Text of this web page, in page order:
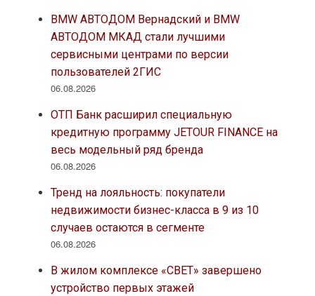
BMW АВТОДОМ Вернадский и BMW
АВТОДОМ МКАД стали лучшими
сервисными центрами по версии
пользователей 2ГИС
06.08.2026
ОТП Банк расширил специальную
кредитную программу JETOUR FINANCE на
весь модельный ряд бренда
06.08.2026
Тренд на лояльность: покупатели
недвижимости бизнес-класса в 9 из 10
случаев остаются в сегменте
06.08.2026
В жилом комплексе «СВЕТ» завершено
устройство первых этажей